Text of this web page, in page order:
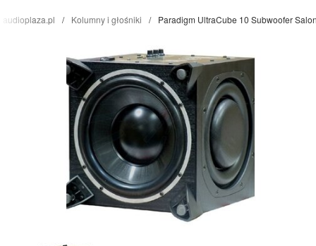
audioplaza.pl Kolumny i głośniki Paradigm UltraCube 10 Subwoofer